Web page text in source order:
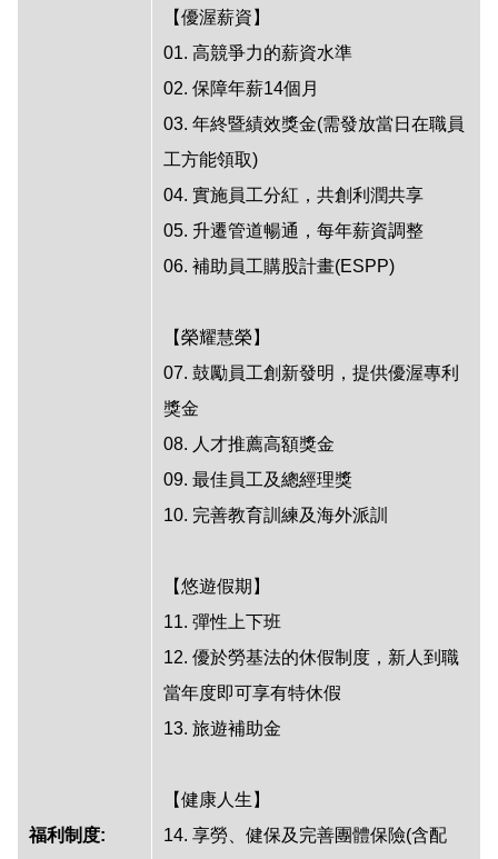
福利制度:
【優渥薪資】
01. 高競爭力的薪資水準
02. 保障年薪14個月
03. 年終暨績效獎金(需發放當日在職員
工方能領取)
04. 實施員工分紅，共創利潤共享
05. 升遷管道暢通，每年薪資調整
06. 補助員工購股計畫(ESPP)
【榮耀慧榮】
07. 鼓勵員工創新發明，提供優渥專利
獎金
08. 人才推薦高額獎金
09. 最佳員工及總經理獎
10. 完善教育訓練及海外派訓
【悠遊假期】
11. 彈性上下班
12. 優於勞基法的休假制度，新人到職
當年度即可享有特休假
13. 旅遊補助金
【健康人生】
14. 享勞、健保及完善團體保險(含配